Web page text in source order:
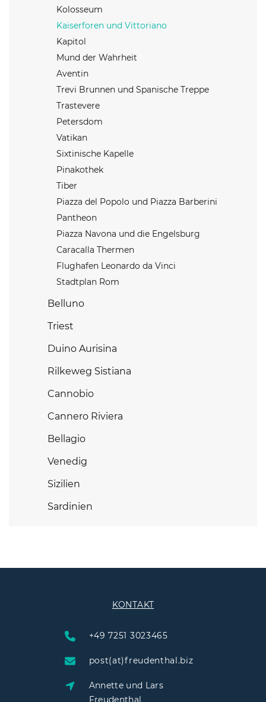
Kolosseum
Kaiserforen und Vittoriano
Kapitol
Mund der Wahrheit
Aventin
Trevi Brunnen und Spanische Treppe
Trastevere
Petersdom
Vatikan
Sixtinische Kapelle
Pinakothek
Tiber
Piazza del Popolo und Piazza Barberini
Pantheon
Piazza Navona und die Engelsburg
Caracalla Thermen
Flughafen Leonardo da Vinci
Stadtplan Rom
Belluno
Triest
Duino Aurisina
Rilkeweg Sistiana
Cannobio
Cannero Riviera
Bellagio
Venedig
Sizilien
Sardinien
KONTAKT
+49 7251 3023465
post(at)freudenthal.biz
Annette und Lars
Freudenthal